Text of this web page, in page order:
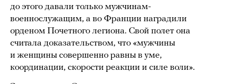
до этого давали только мужчинам-
военнослужащим, а во Франции наградили
орденом Почетного легиона. Свой полет она
считала доказательством, что «мужчины
и женщины совершенно равны в уме,
координации, скорости реакции и силе воли».